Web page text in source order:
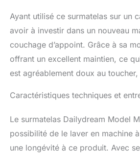
Ayant utilisé ce surmatelas sur un
avoir à investir dans un nouveau
couchage d’appoint. Grâce à sa
offrant un excellent maintien, ce
est agréablement doux au
Caractéristiques techniques et
Le surmatelas Dailydream Model
possibilité de le laver en machine
une longévité à ce produit. Avec